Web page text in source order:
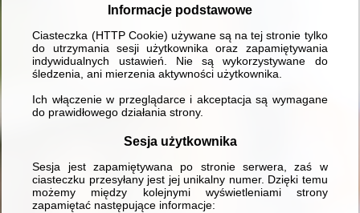
Informacje podstawowe
Ciasteczka (HTTP Cookie) używane są na tej stronie tylko
do utrzymania sesji użytkownika oraz zapamiętywania
indywidualnych ustawień. Nie są wykorzystywane do
śledzenia, ani mierzenia aktywności użytkownika.
Ich włączenie w przeglądarce i akceptacja są wymagane
do prawidłowego działania strony.
Sesja użytkownika
Sesja jest zapamiętywana po stronie serwera, zaś w
ciasteczku przesyłany jest jej unikalny numer. Dzięki temu
możemy między kolejnymi wyświetleniami strony
zapamiętać następujące informacje: